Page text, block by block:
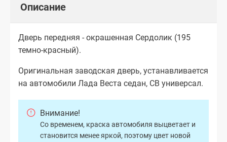
Описание
Дверь передняя - окрашенная Сердолик (195
темно-красный).
Оригинальная заводская дверь, устанавливается
на автомобили Лада Веста седан, СВ универсал.
Внимание!
Со временем, краска автомобиля выцветает и
становится менее яркой, поэтому цвет новой